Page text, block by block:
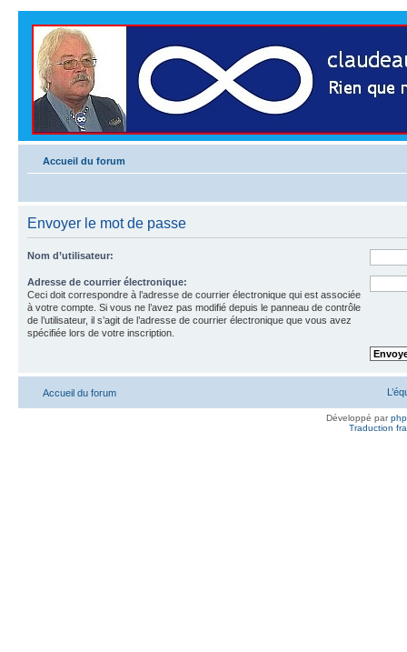
Accueil du forum
Envoyer le mot de passe
Nom d’utilisateur:
Adresse de courrier électronique:
Ceci doit correspondre à l’adresse de courrier électronique qui est associée
à votre compte. Si vous ne l’avez pas modifié depuis le panneau de contrôle
de l’utilisateur, il s’agit de l’adresse de courrier électronique que vous avez
spécifiée lors de votre inscription.
Accueil du forum
Développé par
Traduction